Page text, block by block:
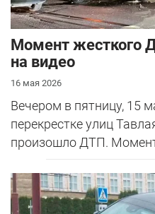
Момент жесткого
на видео
16 мая 2026
Вечером в пятницу, 15
перекрестке улиц
произошло ДТП.